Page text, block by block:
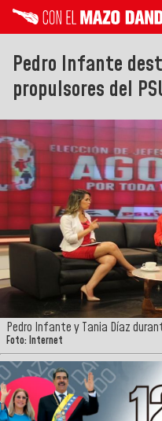
Pedro Infante
propulsores del
Pedro Infante y Tania Díaz
Foto: Internet